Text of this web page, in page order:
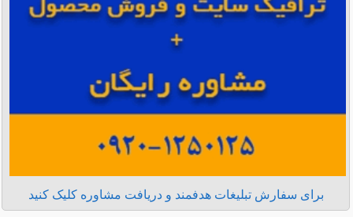
برای سفارش تبلیغات هدفمند و دریافت مشاوره کلیک کنید